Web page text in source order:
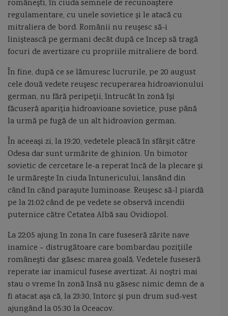
româneşti, în ciuda semnele de recunoaştere
regulamentare, cu unele sovietice şi le atacă cu
mitraliera de bord. Românii nu reuşesc să-i
liniştească pe germani decât după ce încep să tragă
focuri de avertizare cu propriile mitraliere de bord.
În fine, după ce se lămuresc lucrurile, pe 20 august
cele două vedete reuşesc recuperarea hidroavionului
german, nu fără peripeţii, întrucât în zonă îşi
făcuseră apariţia hidroavioane sovietice, puse până
la urmă pe fugă de un alt hidroavion german.
În aceeaşi zi, la 19:20, vedetele pleacă în sfârşit către
Odesa dar sunt urmărite de ghinion. Un bimotor
sovietic de cercetare le-a reperat încă de la plecare şi
le urmăreşte în ciuda întunericului, lansând din
când în când paraşute luminoase. Reuşesc să-l piardă
pe la 21:02 când de pe vedete se observă incendii
puternice către Cetatea Albă sau Ovidiopol.
La 22:05 ajung în zona în care fuseseră zărite nave
inamice – distrugătoare care bombardau poziţiile
româneşti dar găsesc marea goală. Vedetele fuseseră
reperate iar inamicul fusese avertizat. Ai noştri mai
stau o vreme în zonă însă nu găsesc nimic demn de a
fi atacat așa că, la 23:30, întorc şi pun drum sud-vest
ajungând la 05:30 la Oceacov.